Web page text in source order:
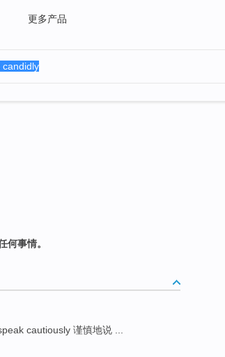
更多产品
何事情。
cautiously 谨慎地说 ...